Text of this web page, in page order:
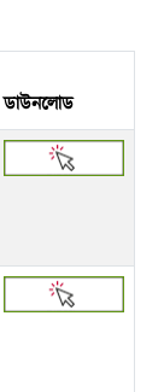
ডাউনলোড